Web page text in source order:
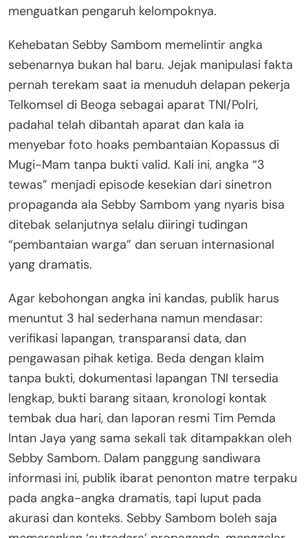
menguatkan pengaruh kelompoknya.
Kehebatan Sebby Sambom memelintir angka
sebenarnya bukan hal baru. Jejak manipulasi fakta
pernah terekam saat ia menuduh delapan pekerja
Telkomsel di Beoga sebagai aparat TNI/Polri,
padahal telah dibantah aparat dan kala ia
menyebar foto hoaks pembantaian Kopassus di
Mugi-Mam tanpa bukti valid. Kali ini, angka “3
tewas” menjadi episode kesekian dari sinetron
propaganda ala Sebby Sambom yang nyaris bisa
ditebak selanjutnya selalu diiringi tudingan
“pembantaian warga” dan seruan internasional
yang dramatis.
Agar kebohongan angka ini kandas, publik harus
menuntut 3 hal sederhana namun mendasar:
verifikasi lapangan, transparansi data, dan
pengawasan pihak ketiga. Beda dengan klaim
tanpa bukti, dokumentasi lapangan TNI tersedia
lengkap, bukti barang sitaan, kronologi kontak
tembak dua hari, dan laporan resmi Tim Pemda
Intan Jaya yang sama sekali tak ditampakkan oleh
Sebby Sambom. Dalam panggung sandiwara
informasi ini, publik ibarat penonton matre terpaku
pada angka-angka dramatis, tapi luput pada
akurasi dan konteks. Sebby Sambom boleh saja